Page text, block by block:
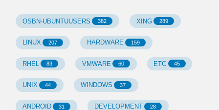
OSBN-UBUNTUUSERS 382 XING 289
LINUX 207 HARDWARE 159
RHEL 83 VMWARE 60 ETC 45
UNIX 44 WINDOWS 37
ANDROID 31 DEVELOPMENT 28